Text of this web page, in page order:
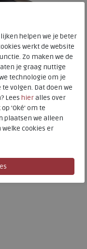
45 black
helpen we je beter
werkt de website
Zo maken we de
je graag nuttige
technologie om je
volgen. Dat doen we
Lees hieralles over
'Oké' om te
plaatsen we alleen
cookies er